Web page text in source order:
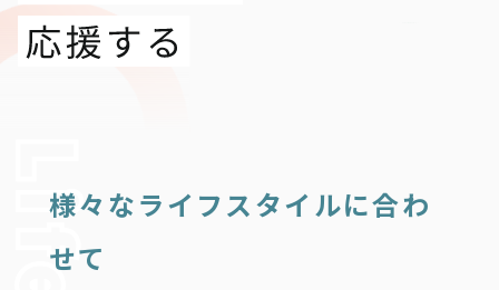
様々なライフスタイルに合わ
せて